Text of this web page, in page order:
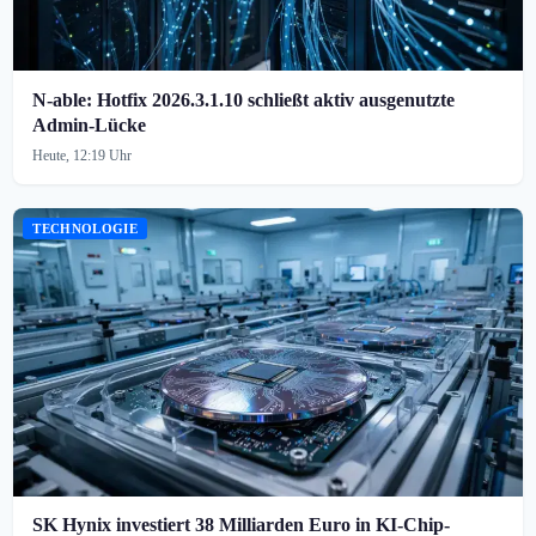
N-able: Hotfix 2026.3.1.10 schließt aktiv ausgenutzte
Admin-Lücke
Heute, 12:19 Uhr
TECHNOLOGIE
SK Hynix investiert 38 Milliarden Euro in KI-Chip-